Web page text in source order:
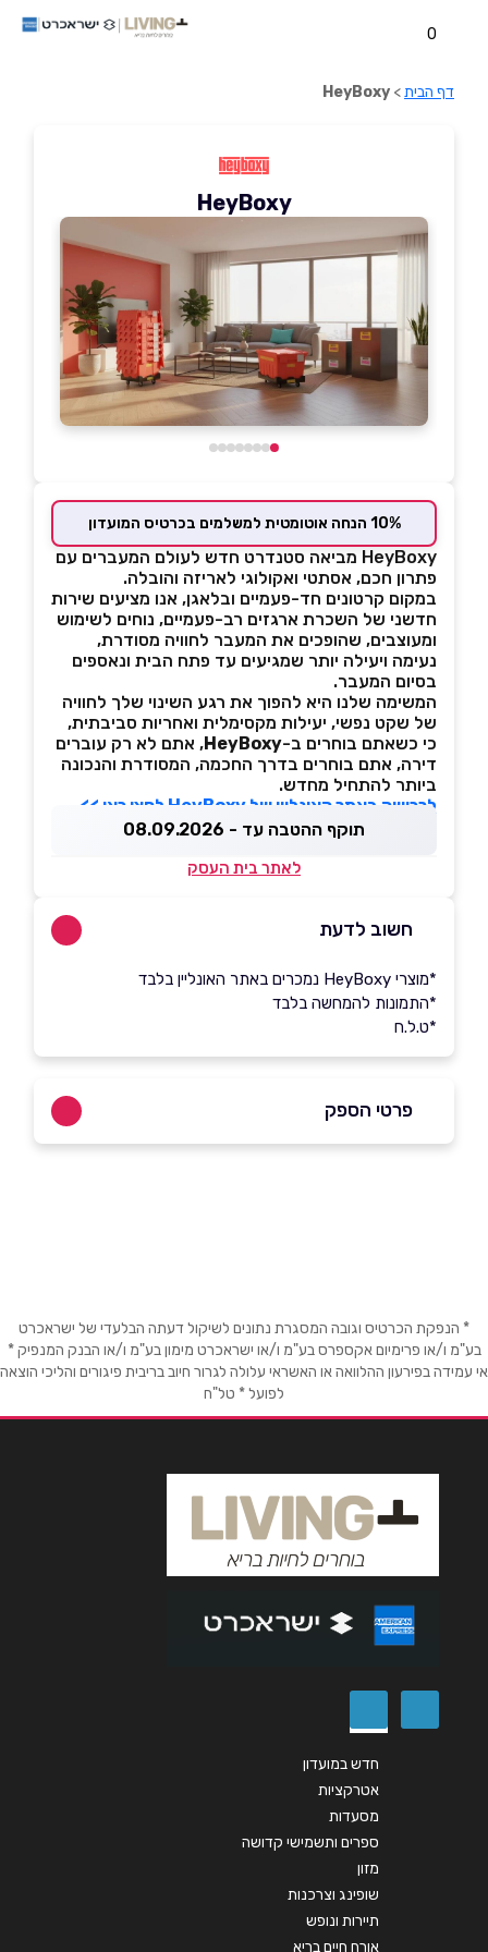
0
דף הבית>
HeyBoxy
HeyBoxy
10% הנחה אוטומטית למשלמים בכרטיס המועדון
HeyBoxy מביאה סטנדרט חדש לעולם המעברים עם
פתרון חכם, אסתטי ואקולוגי לאריזה והובלה.
במקום קרטונים חד-פעמיים ובלאגן, אנו מציעים שירות
חדשני של השכרת ארגזים רב-פעמיים, נוחים לשימוש
ומעוצבים, שהופכים את המעבר לחוויה מסודרת,
נעימה ויעילה יותר שמגיעים עד פתח הבית ונאספים
בסיום המעבר.
המשימה שלנו היא להפוך את רגע השינוי שלך לחוויה
של שקט נפשי, יעילות מקסימלית ואחריות סביבתית,
כי כשאתם בוחרים ב-HeyBoxy, אתם לא רק עוברים
דירה, אתם בוחרים בדרך החכמה, המסודרת והנכונה
ביותר להתחיל מחדש.
לרכישה באתר האונליין של HeyBoxy לחצו כאן >>
תוקף ההטבה עד - 08.09.2026
לאתר בית העסק
חשוב לדעת
*מוצרי HeyBoxy נמכרים באתר האונליין בלבד
*התמונות להמחשה בלבד
*ט.ל.ח
פרטי הספק
שם מלא*
נושא*
אנא חזרו אלי בקשר ל...
הודעה*
* הנפקת הכרטיס וגובה המסגרת נתונים לשיקול דעתה הבלעדי של ישראכרט
בע"מ ו/או פרימיום אקספרס בע"מ ו/או ישראכרט מימון בע"מ ו/או הבנק המנפיק *
אי עמידה בפירעון ההלוואה או האשראי עלולה לגרור חיוב בריבית פיגורים והליכי הוצאה
לפועל * טל"ח
חדש במועדון
אטרקציות
מסעדות
ספרים ותשמישי קדושה
מזון
שופינג וצרכנות
תיירות ונופש
אורח חיים בריא